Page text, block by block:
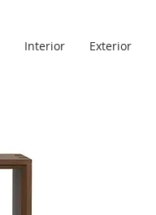
Interior Exterior